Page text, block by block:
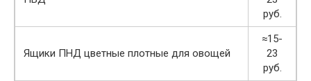
руб.
Ящики ПНД цветные плотные для овощей
≈15-
23
руб.